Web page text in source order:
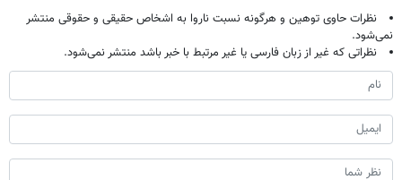
نظرات حاوی توهین و هرگونه نسبت ناروا به اشخاص حقیقی و حقوقی منتشر
نمی‌شود.
نظراتی که غیر از زبان فارسی یا غیر مرتبط با خبر باشد منتشر نمی‌شود.